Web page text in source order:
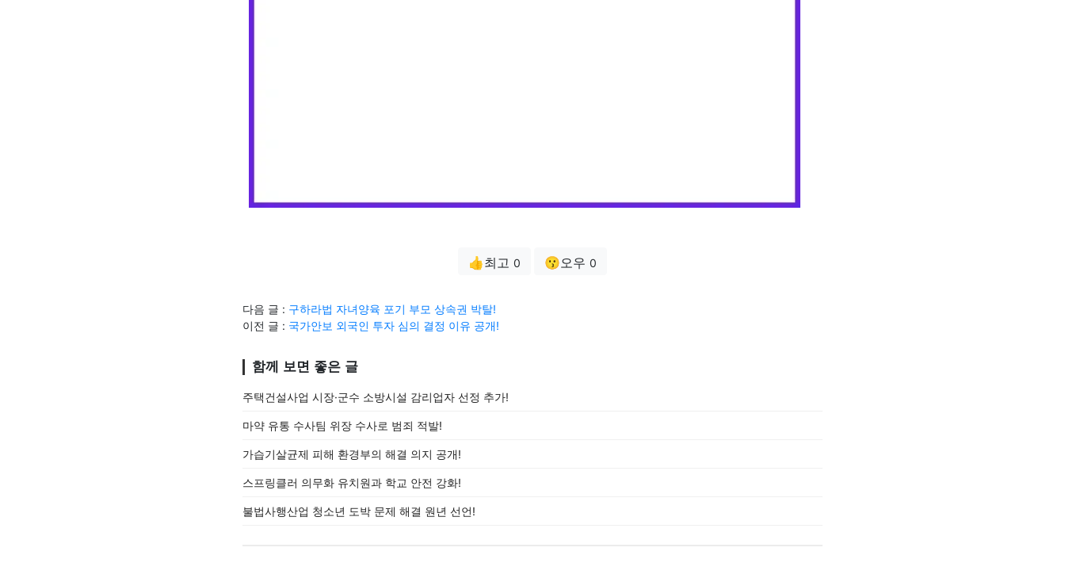
👍최고 0 😗오우 0
다음 글 : 구하라법 자녀양육 포기 부모 상속권 박탈!
이전 글 : 국가안보 외국인 투자 심의 결정 이유 공개!
함께 보면 좋은 글
주택건설사업 시장·군수 소방시설 감리업자 선정 추가!
마약 유통 수사팀 위장 수사로 범죄 적발!
가습기살균제 피해 환경부의 해결 의지 공개!
스프링클러 의무화 유치원과 학교 안전 강화!
불법사행산업 청소년 도박 문제 해결 원년 선언!